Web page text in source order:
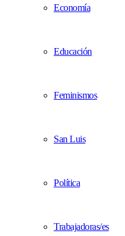
Economía
Educación
Feminismos
San Luis
Política
Trabajadoras/es